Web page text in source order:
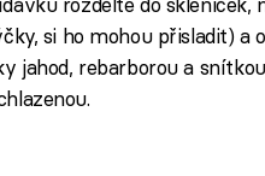
si ho mohou přisladit) a
jahod, rebarborou a